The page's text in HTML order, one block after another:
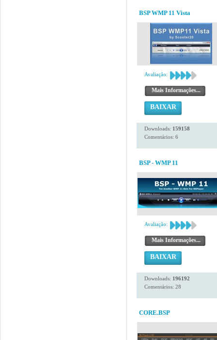
BSP WMP 11 Vista
Avaliação:
Mais Informações...
BAIXAR
Downloads: 159158
Comentários: 6
BSP - WMP 11
Avaliação:
Mais Informações...
BAIXAR
Downloads: 196192
Comentários: 28
CORE.BSP